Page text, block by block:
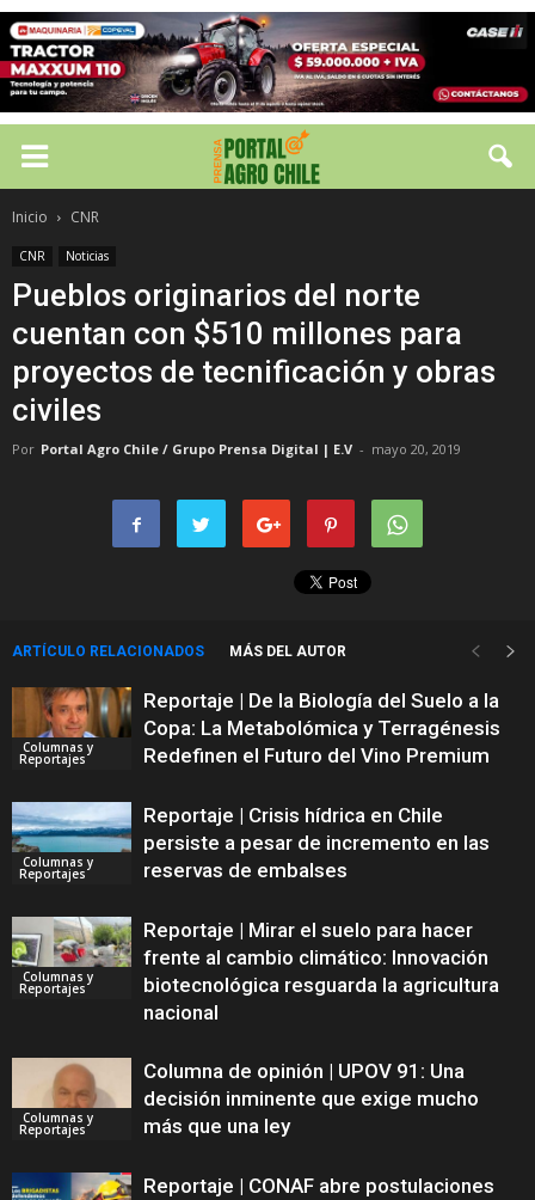
Inicio CNR
CNR Noticias
Pueblos originarios del norte
cuentan con $510 millones para
proyectos de tecnificación y obras
civiles
Por Portal Agro Chile / Grupo Prensa Digital | E.V - mayo 20, 2019
ARTÍCULO RELACIONADOS MÁS DEL AUTOR
Columnas y
Reportajes
Reportaje | De la Biología del Suelo a la
Copa: La Metabolómica y Terragénesis
Redefinen el Futuro del Vino Premium
Columnas y
Reportajes
Reportaje | Crisis hídrica en Chile
persiste a pesar de incremento en las
reservas de embalses
Columnas y
Reportajes
Reportaje | Mirar el suelo para hacer
frente al cambio climático: Innovación
biotecnológica resguarda la agricultura
nacional
Columnas y
Reportajes
Columna de opinión | UPOV 91: Una
decisión inminente que exige mucho
más que una ley
Reportaje | CONAF abre postulaciones